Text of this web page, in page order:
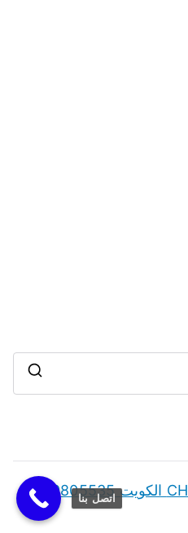
r
قطع غيار شانجان CHANGAN الكويت 50805535
اتصل بنا